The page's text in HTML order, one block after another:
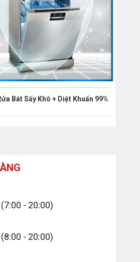
Top Máy Rửa Bát Sấy Khô + Diệt Khuẩn 99%
(7:00 - 20:00)
(8:00 - 20:00)